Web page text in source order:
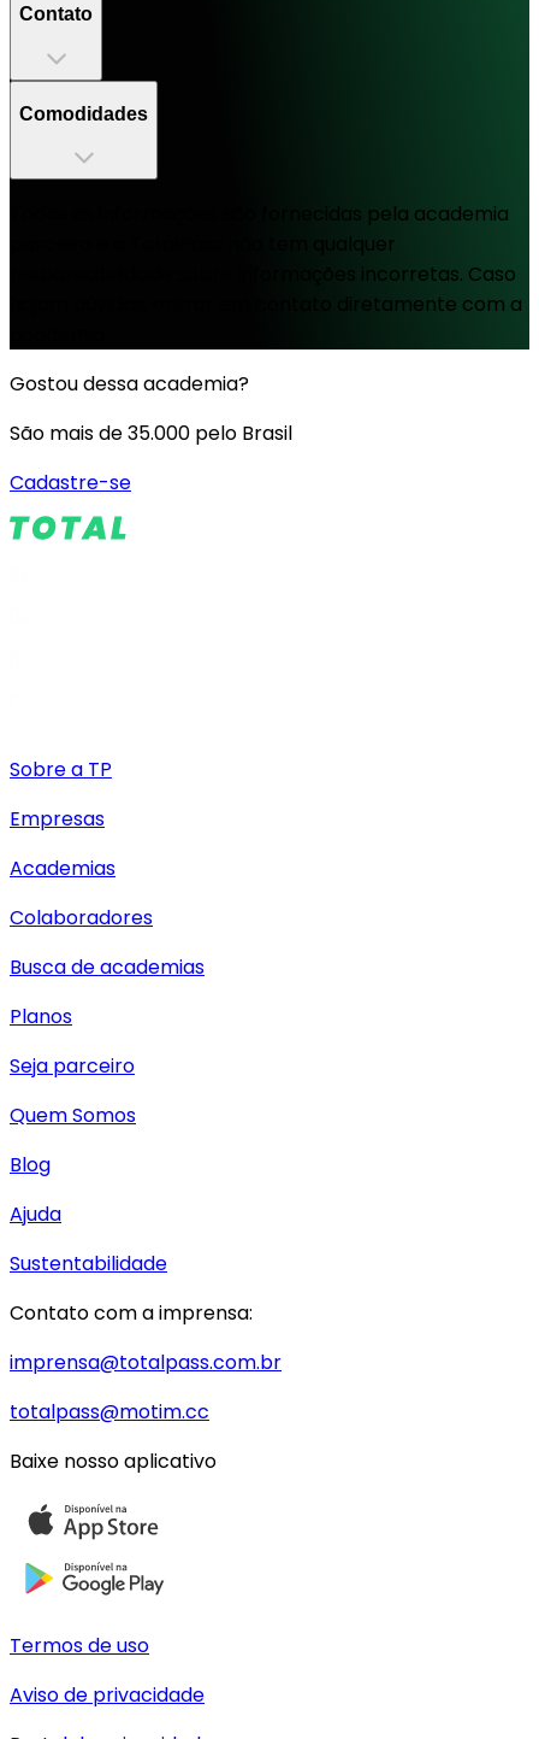
Contato
Comodidades
Todas as informações são fornecidas pela academia
parceira e a TotalPass não tem qualquer
responsabilidade sobre informações incorretas. Caso
hajam dúvidas, entrar em contato diretamente com a
Gostou dessa academia?
São mais de 35.000 pelo Brasil
Cadastre-se
Sobre a TP
Empresas
Academias
Colaboradores
Busca de academias
Planos
Seja parceiro
Quem Somos
Blog
Ajuda
Sustentabilidade
Contato com a imprensa:
imprensa@totalpass.com.br
totalpass@motim.cc
Baixe nosso aplicativo
Termos de uso
Aviso de privacidade